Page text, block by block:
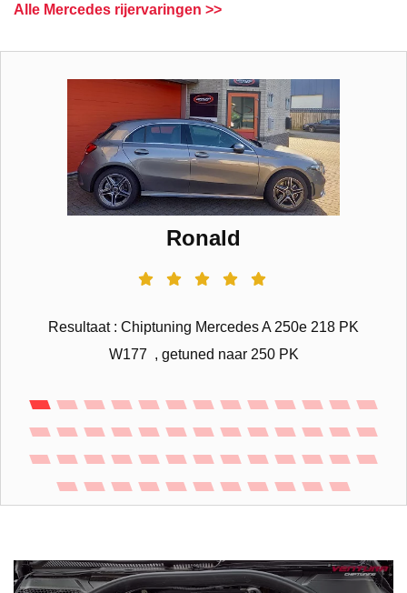
Alle Mercedes rijervaringen >>
Ronald
Resultaat : Chiptuning Mercedes A 250e 218 PK
W177 , getuned naar 250 PK